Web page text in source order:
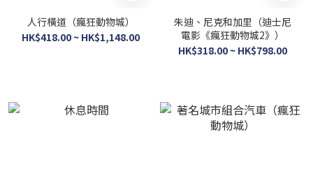
人行橫道（瘋狂動物城）
HK$418.00 ~ HK$1,148.00
朱迪、尼克和加里（迪士尼
電影《瘋狂動物城2》）
HK$318.00 ~ HK$798.00